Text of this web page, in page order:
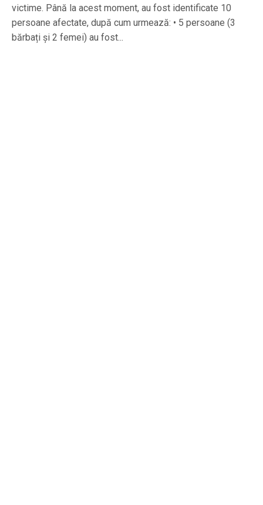
victime. Până la acest moment, au fost identificate 10
persoane afectate, după cum urmează: • 5 persoane (3
bărbați și 2 femei) au fost...